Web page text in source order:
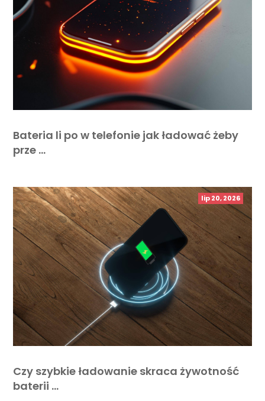
Bateria li po w telefonie jak ładować żeby
prze …
lip 20, 2026
Czy szybkie ładowanie skraca żywotność
baterii …